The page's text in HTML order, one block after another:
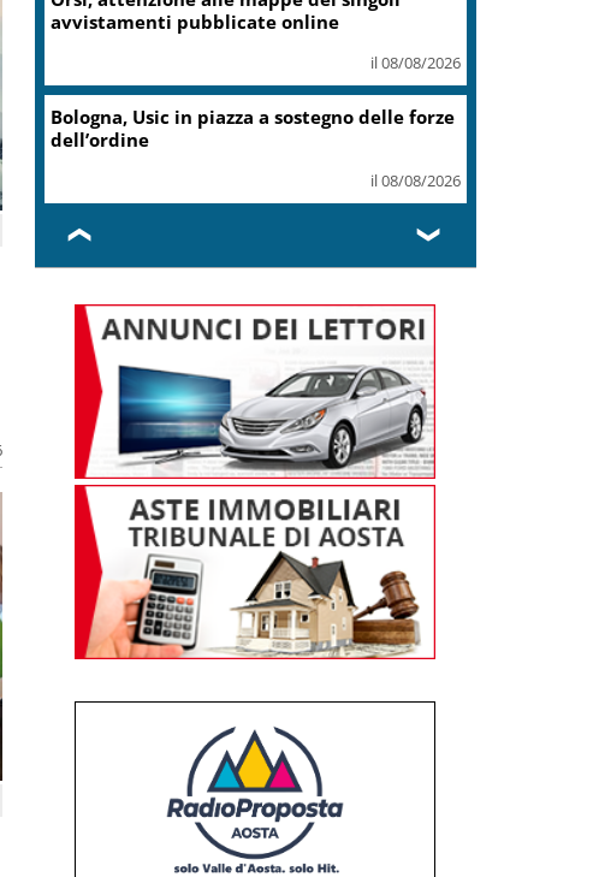
il 08/08/2026
Ostia, investe un ciclista e fugge,
rintracciato da Polizia Locale
il 08/08/2026
❮ ❯